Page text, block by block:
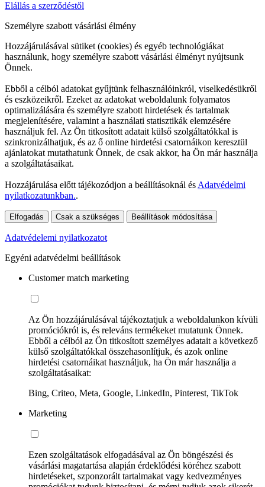
Elállás a szerződéstől
Személyre szabott vásárlási élmény
Hozzájárulásával sütiket (cookies) és egyéb technológiákat
használunk, hogy személyre szabott vásárlási élményt nyújtsunk
Önnek.
Ebből a célból adatokat gyűjtünk felhasználóinkról, viselkedésükről
és eszközeikről. Ezeket az adatokat weboldalunk folyamatos
optimalizálására és személyre szabott hirdetések és tartalmak
megjelenítésére, valamint a használati statisztikák elemzésére
használjuk fel. Az Ön titkosított adatait külső szolgáltatókkal is
szinkronizálhatjuk, és az ő online hirdetési csatornáikon keresztül
ajánlatokat mutathatunk Önnek, de csak akkor, ha Ön már használja
a szolgáltatásaikat.
Hozzájárulása előtt tájékozódjon a beállításoknál és Adatvédelmi
nyilatkozatunkban..
Elfogadás Csak a szükséges Beállítások módosítása
Adatvédelemi nyilatkozatot
Egyéni adatvédelmi beállítások
Customer match marketing
Az Ön hozzájárulásával tájékoztatjuk a weboldalunkon kívüli
promóciókról is, és releváns termékeket mutatunk Önnek.
Ebből a célból az Ön titkosított személyes adatait a következő
külső szolgáltatókkal összehasonlítjuk, és azok online
hirdetési csatornáikat használjuk, ha Ön már használja a
szolgáltatásaikat:
Bing, Criteo, Meta, Google, LinkedIn, Pinterest, TikTok
Marketing
Ezen szolgáltatások elfogadásával az Ön böngészési és
vásárlási magatartása alapján érdeklődési köréhez szabott
hirdetéseket, szponzorált tartalmakat vagy kedvezményes